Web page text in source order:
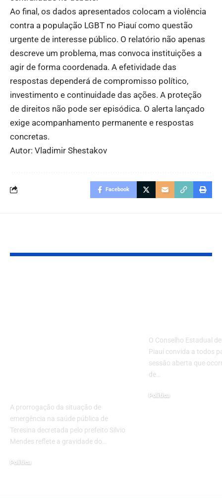
Ao final, os dados apresentados colocam a violência
contra a população LGBT no Piauí como questão
urgente de interesse público. O relatório não apenas
descreve um problema, mas convoca instituições a
agir de forma coordenada. A efetividade das
respostas dependerá de compromisso político,
investimento e continuidade das ações. A proteção
de direitos não pode ser episódica. O alerta lançado
exige acompanhamento permanente e respostas
concretas.
Autor: Vladimir Shestakov
Facebook
A prorrogação da situação de
emergência na saúde pública de
Teresina decretada pelo prefeito Silvio
Mendes reflete a gravidade do…
Politica
O Conselho Estadual
Piauí convida a todos
sessão aberta que
de…
Politica